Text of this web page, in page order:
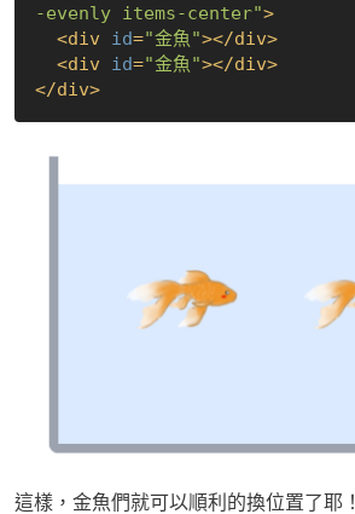
-evenly items-center">
<div id="金魚"></div>
<div id="金魚"></div>
</div>
這樣，金魚們就可以順利的換位置了耶！